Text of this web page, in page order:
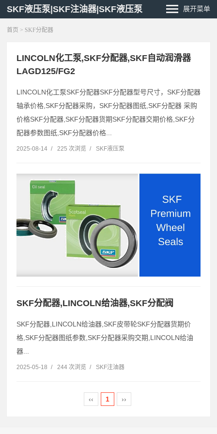
SKF液压泵|SKF注油器|SKF液压泵 展开菜单
首页 > SKF分配器
LINCOLN化工泵,SKF分配器,SKF自动润滑器
LAGD125/FG2
LINCOLN化工泵SKF分配器SKF分配器型号尺寸，SKF分配器
轴承价格,SKF分配器采购，SKF分配器图纸,SKF分配器 采购
价格SKF分配器,SKF分配器货期SKF分配器交期价格,SKF分
配器参数图纸,SKF分配器价格...
2025-08-14 / 225 次浏览 / SKF液压泵
SKF分配器,LINCOLN给油器,SKF分配阀
SKF分配器,LINCOLN给油器,SKF皮带轮SKF分配器货期价
格,SKF分配器图纸参数,SKF分配器采购交期,LINCOLN给油
器...
2025-05-18 / 244 次浏览 / SKF注油器
‹‹ 1 ››